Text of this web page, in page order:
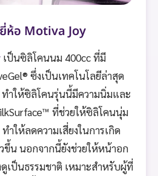
ห้อ Motiva Joy
เป็นซิลิโคนนม 400cc ที่มี
ซึ่งเป็นเทคโนโลยีล่าสุด
ทำให้ซิลิโคนรุ่นนี้มีความนิ่มและ
ที่ช่วยให้ซิลิโคนนุ่ม
ำให้ลดความเสี่ยงในการเกิด
ขึ้น นอกจากนี้ยังช่วยให้หน้าอก
เป็นธรรมชาติ เหมาะสำหรับผู้ที่